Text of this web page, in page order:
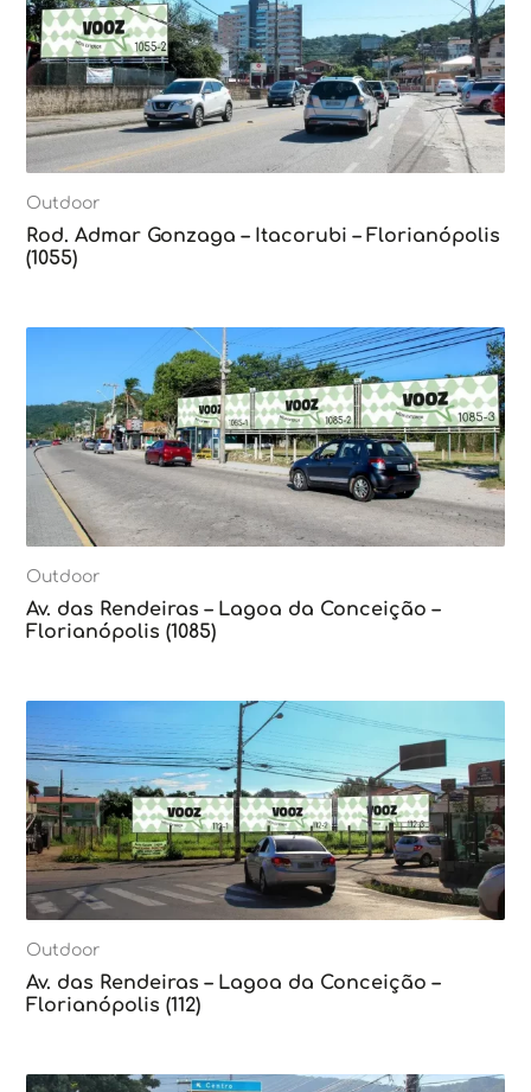
Outdoor
Rod. Admar Gonzaga – Itacorubi – Florianópolis
(1055)
Outdoor
Av. das Rendeiras – Lagoa da Conceição –
Florianópolis (1085)
Outdoor
Av. das Rendeiras – Lagoa da Conceição –
Florianópolis (112)